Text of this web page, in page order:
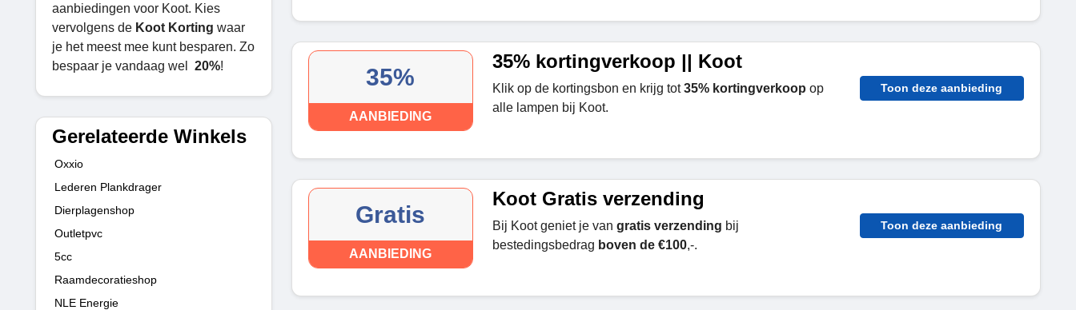
aanbiedingen voor Koot. Kies
vervolgens de Koot Korting waar
je het meest mee kunt besparen. Zo
bespaar je vandaag wel 20%!
Gerelateerde Winkels
Oxxio
Lederen Plankdrager
Dierplagenshop
Outletpvc
5cc
Raamdecoratieshop
NLE Energie
35%
AANBIEDING
35% kortingverkoop || Koot
Klik op de kortingsbon en krijg tot35% kortingverkoop op
alle lampen bij Koot.
Toon deze aanbieding
Gratis
AANBIEDING
Koot Gratis verzending
Bij Koot geniet je van gratis verzending bij
bestedingsbedrag boven de €100,-.
Toon deze aanbieding